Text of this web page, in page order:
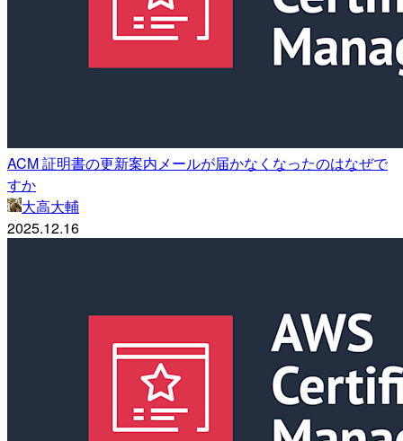
ACM 証明書の更新案内メールが届かなくなったのはなぜで
すか
大高大輔
2025.12.16